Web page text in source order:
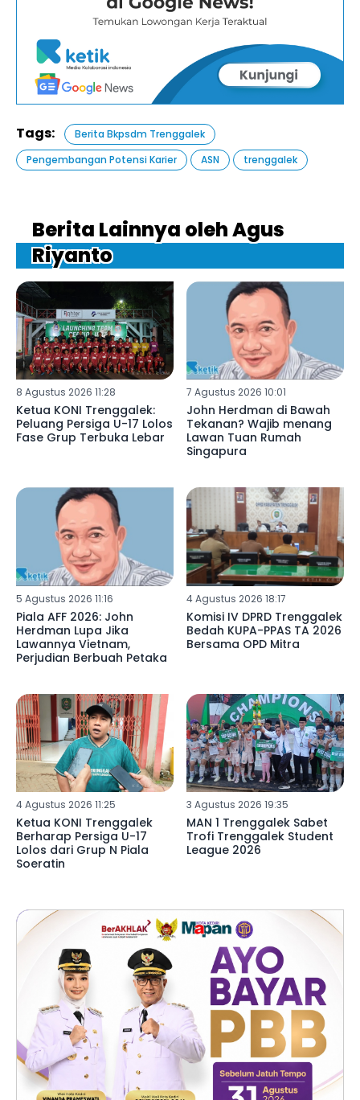
Tags:
Berita Bkpsdm Trenggalek
Pengembangan Potensi Karier
ASN trenggalek
Berita Lainnya oleh Agus
Riyanto
8 Agustus 2026 11:28
Ketua KONI Trenggalek:
Peluang Persiga U-17 Lolos
Fase Grup Terbuka Lebar
7 Agustus 2026 10:01
John Herdman di Bawah
Tekanan? Wajib menang
Lawan Tuan Rumah
Singapura
5 Agustus 2026 11:16
Piala AFF 2026: John
Herdman Lupa Jika
Lawannya Vietnam,
Perjudian Berbuah Petaka
4 Agustus 2026 18:17
Komisi IV DPRD Trenggalek
Bedah KUPA-PPAS TA 2026
Bersama OPD Mitra
4 Agustus 2026 11:25
Ketua KONI Trenggalek
Berharap Persiga U-17
Lolos dari Grup N Piala
Soeratin
3 Agustus 2026 19:35
MAN 1 Trenggalek Sabet
Trofi Trenggalek Student
League 2026